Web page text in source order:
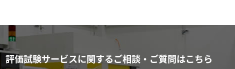
評価試験サービスに関するご相談・ご質問はこちら